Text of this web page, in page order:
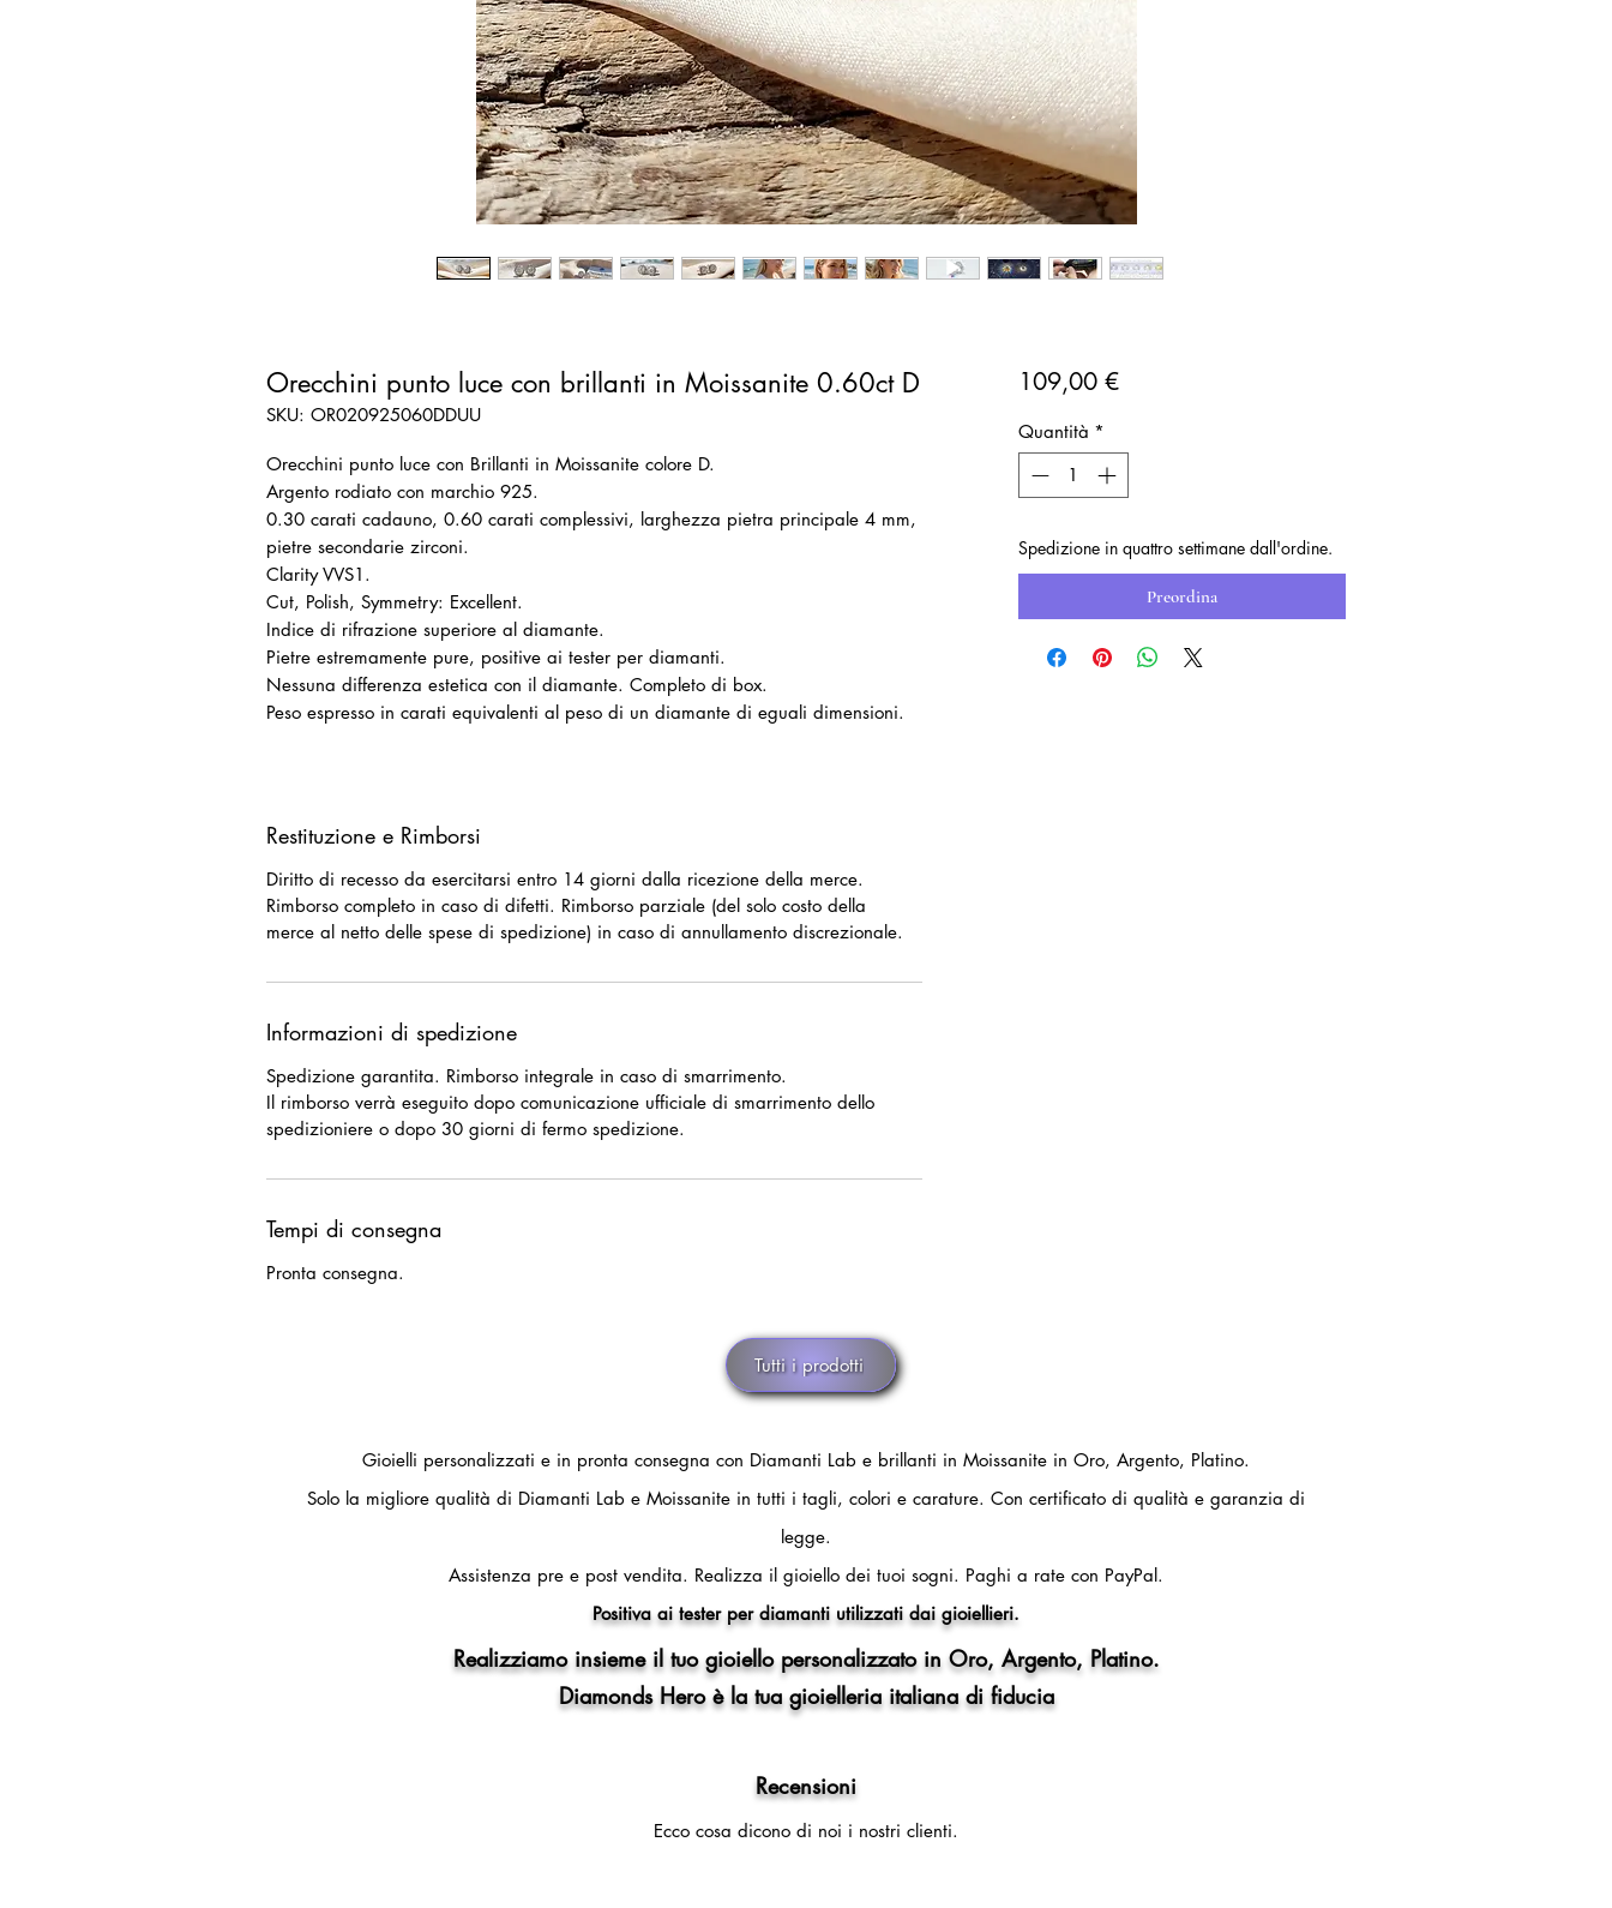
Orecchini punto luce con brillanti in Moissanite 0.60ct D
SKU: OR020925060DDUU
Orecchini punto luce con Brillanti in Moissanite colore D.
Argento rodiato con marchio 925.
0.30 carati cadauno, 0.60 carati complessivi, larghezza pietra principale 4 mm,
pietre secondarie zirconi.
Clarity VVS1.
Cut, Polish, Symmetry: Excellent.
Indice di rifrazione superiore al diamante.
Pietre estremamente pure, positive ai tester per diamanti.
Nessuna differenza estetica con il diamante. Completo di box.
Peso espresso in carati equivalenti al peso di un diamante di eguali dimensioni.
Restituzione e Rimborsi
Diritto di recesso da esercitarsi entro 14 giorni dalla ricezione della merce.
Rimborso completo in caso di difetti. Rimborso parziale (del solo costo della
merce al netto delle spese di spedizione) in caso di annullamento discrezionale.
Informazioni di spedizione
Spedizione garantita. Rimborso integrale in caso di smarrimento.
Il rimborso verrà eseguito dopo comunicazione ufficiale di smarrimento dello
spedizioniere o dopo 30 giorni di fermo spedizione.
Tempi di consegna
Pronta consegna.
109,00 €Prezzo
Quantità *
Spedizione in quattro settimane dall'ordine.
Preordina
Tutti i prodotti
Gioielli personalizzati e in pronta consegna con Diamanti Lab e brillanti in Moissanite in Oro, Argento, Platino.
Solo la migliore qualità di Diamanti Lab e Moissanite in tutti i tagli, colori e carature. Con certificato di qualità e garanzia di
legge.
Assistenza pre e post vendita. Realizza il gioiello dei tuoi sogni. Paghi a rate con PayPal.
Positiva ai tester per diamanti utilizzati dai gioiellieri.
Realizziamo insieme il tuo gioiello personalizzato in Oro, Argento, Platino.
Diamonds Hero è la tua gioielleria italiana di fiducia
Recensioni
Ecco cosa dicono di noi i nostri clienti.